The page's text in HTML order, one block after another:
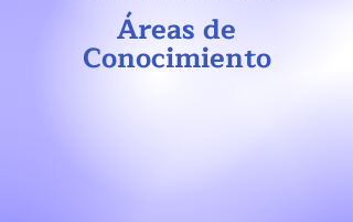
Áreas de
Conocimiento